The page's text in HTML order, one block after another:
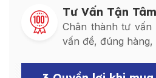
Tư Vấn Tận Tâm
Chân thành tư
vấn đề, đúng